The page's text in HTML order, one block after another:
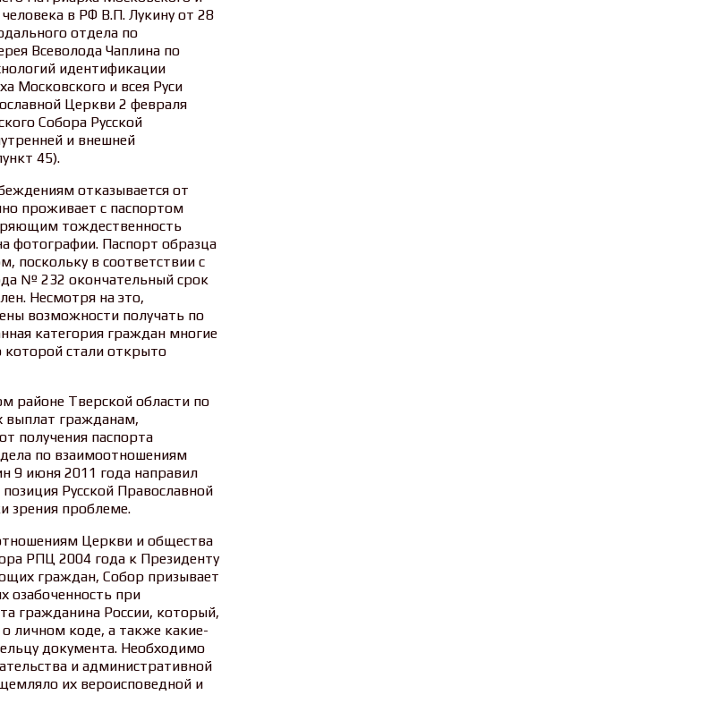
в РФ В.П. Лукину от 28
отдела по
Всеволода Чаплина по
идентификации
Московского и всея Руси
Церкви 2 февраля
Собора Русской
и внешней
45).
отказывается от
проживает с паспортом
тождественность
фотографии. Паспорт образца
поскольку в соответствии с
№ 232 окончательный срок
Несмотря на это,
возможности получать по
категория граждан многие
которой стали открыто
районе Тверской области по
выплат гражданам,
получения паспорта
по взаимоотношениям
9 июня 2011 года направил
Русской Православной
зрения проблеме.
Церкви и общества
РПЦ 2004 года к Президенту
граждан, Собор призывает
озабоченность при
гражданина России, который,
личном коде, а также какие-
документа. Необходимо
и административной
их вероисповедной и